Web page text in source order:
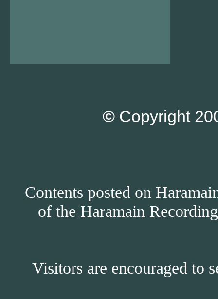
© Copyright
Contents posted on
of the Haramain
Visitors are encouraged to